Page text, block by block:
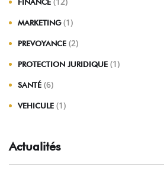
FINANCE
MARKETING (1)
PREVOYANCE (2)
PROTECTION JURIDIQUE (1)
SANTÉ (6)
VEHICULE (1)
Actualités